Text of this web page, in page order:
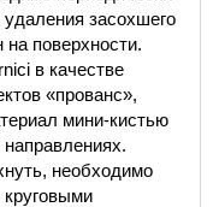
засохшего
поверхности.
в качестве
«прованс»,
мини-кистью
необходимо